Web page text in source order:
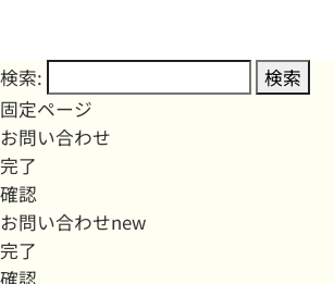
検索:
固定ページ
お問い合わせ
完了
確認
お問い合わせnew
完了
確認